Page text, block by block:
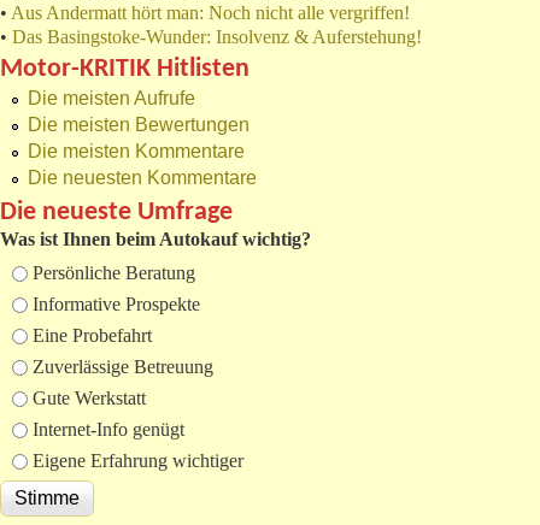
• Aus Andermatt hört man: Noch nicht alle vergriffen!
• Das Basingstoke-Wunder: Insolvenz & Auferstehung!
Motor-KRITIK Hitlisten
Die meisten Aufrufe
Die meisten Bewertungen
Die meisten Kommentare
Die neuesten Kommentare
Die neueste Umfrage
Was ist Ihnen beim Autokauf wichtig?
Auswahlmöglichkeiten
Persönliche Beratung
Informative Prospekte
Eine Probefahrt
Zuverlässige Betreuung
Gute Werkstatt
Internet-Info genügt
Eigene Erfahrung wichtiger